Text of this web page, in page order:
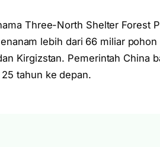
Three-North Shelter Forest
lebih dari 66 miliar
Kirgizstan. Pemerintah China
tahun ke depan.